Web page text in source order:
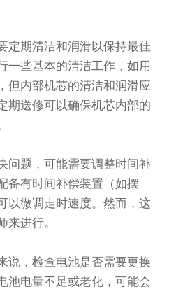
期清洁和润滑以保持最佳
一些基本的清洁工作，如用
但内部机芯的清洁和润滑应
期送修可以确保机芯内部的
题，可能需要调整时间补
备有时间补偿装置（如摆
以微调走时速度。然而，这
来进行。
，检查电池是否需要更换
池电量不足或老化，可能会